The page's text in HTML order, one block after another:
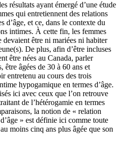
résultats ayant émergé d’une étude
qui entretiennent des relations
d’âge, et ce, dans le contexte du
intimes. À cette fin, les femmes
devaient être ni mariées ni habiter
De plus, afin d’être incluses
être nées au Canada, parler
être âgées de 30 à 60 ans et
entretenu au cours des trois
hypogamique en termes d’âge.
ici avec ceux que l’on retrouve
de l’hétérogamie en termes
la notion de « relation
» est définie ici comme toute
moins cinq ans plus âgée que son